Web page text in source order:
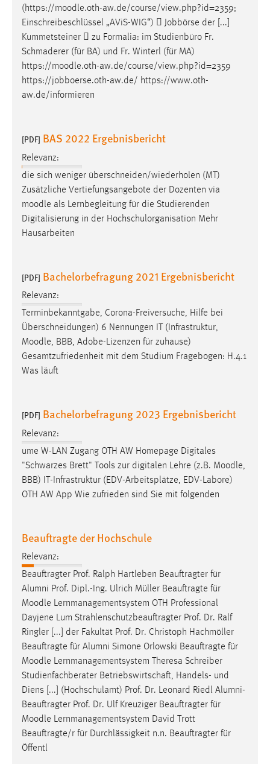
(https://moodle.oth-aw.de/course/view.php?id=2359;
Einschreibeschlüssel „AViS-WIG“)  Jobbörse der [...]
Kummetsteiner  zu Formalia: im Studienbüro Fr.
Schmaderer (für BA) und Fr. Winterl (für MA)
https://moodle.oth-aw.de/course/view.php?id=2359
https://jobboerse.oth-aw.de/ https://www.oth-
aw.de/informieren
[PDF] BAS 2022 Ergebnisbericht
Relevanz:
die sich weniger überschneiden/wiederholen (MT)
Zusätzliche Vertiefungsangebote der Dozenten via
moodle als Lernbegleitung für die Studierenden
Digitalisierung in der Hochschulorganisation Mehr
Hausarbeiten
[PDF] Bachelorbefragung 2021 Ergebnisbericht
Relevanz:
Terminbekanntgabe, Corona-Freiversuche, Hilfe bei
Überschneidungen) 6 Nennungen IT (Infrastruktur,
Moodle, BBB, Adobe-Lizenzen für zuhause)
Gesamtzufriedenheit mit dem Studium Fragebogen: H.4.1
Was läuft
[PDF] Bachelorbefragung 2023 Ergebnisbericht
Relevanz:
ume W-LAN Zugang OTH AW Homepage Digitales
"Schwarzes Brett" Tools zur digitalen Lehre (z.B. Moodle,
BBB) IT-Infrastruktur (EDV-Arbeitsplätze, EDV-Labore)
OTH AW App Wie zufrieden sind Sie mit folgenden
Beauftragte der Hochschule
Relevanz:
Beauftragter Prof. Ralph Hartleben Beauftragter für
Alumni Prof. Dipl.-Ing. Ulrich Müller Beauftragte für
Moodle Lernmanagementsystem OTH Professional
Dayjene Lum Strahlenschutzbeauftragter Prof. Dr. Ralf
Ringler [...] der Fakultät Prof. Dr. Christoph Hachmöller
Beauftragte für Alumni Simone Orlowski Beauftragte für
Moodle Lernmanagementsystem Theresa Schreiber
Studienfachberater Betriebswirtschaft, Handels- und
Diens [...] (Hochschulamt) Prof. Dr. Leonard Riedl Alumni-
Beauftragter Prof. Dr. Ulf Kreuziger Beauftragter für
Moodle Lernmanagementsystem David Trott
Beauftragte/r für Durchlässigkeit n.n. Beauftragter für
Öffentl